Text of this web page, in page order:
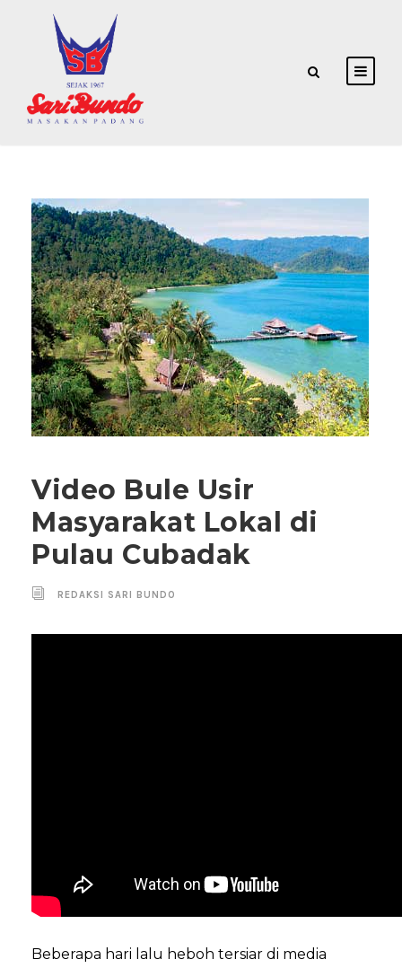
Video Bule Usir
Masyarakat Lokal di
Pulau Cubadak
REDAKSI SARI BUNDO
Beberapa hari lalu heboh tersiar di media